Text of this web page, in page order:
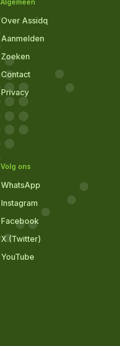
Algemeen
Over Assidq
Aanmelden
Zoeken
Contact
Privacy
Volg ons
WhatsApp
Instagram
Facebook
X (Twitter)
YouTube